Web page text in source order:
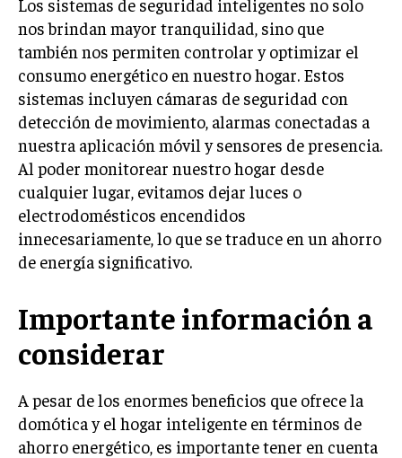
Los sistemas de seguridad inteligentes no solo
nos brindan mayor tranquilidad, sino que
también nos permiten controlar y optimizar el
consumo energético en nuestro hogar. Estos
sistemas incluyen cámaras de seguridad con
detección de movimiento, alarmas conectadas a
nuestra aplicación móvil y sensores de presencia.
Al poder monitorear nuestro hogar desde
cualquier lugar, evitamos dejar luces o
electrodomésticos encendidos
innecesariamente, lo que se traduce en un ahorro
de energía significativo.
Importante información a
considerar
A pesar de los enormes beneficios que ofrece la
domótica y el hogar inteligente en términos de
ahorro energético, es importante tener en cuenta